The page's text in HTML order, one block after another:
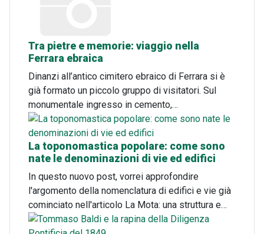
Tra pietre e memorie: viaggio nella
Ferrara ebraica
Dinanzi all’antico cimitero ebraico di Ferrara si è
già formato un piccolo gruppo di visitatori. Sul
monumentale ingresso in cemento,…
La toponomastica popolare: come sono
nate le denominazioni di vie ed edifici
In questo nuovo post, vorrei approfondire
l'argomento della nomenclatura di edifici e vie già
cominciato nell'articolo La Mota: una struttura e…